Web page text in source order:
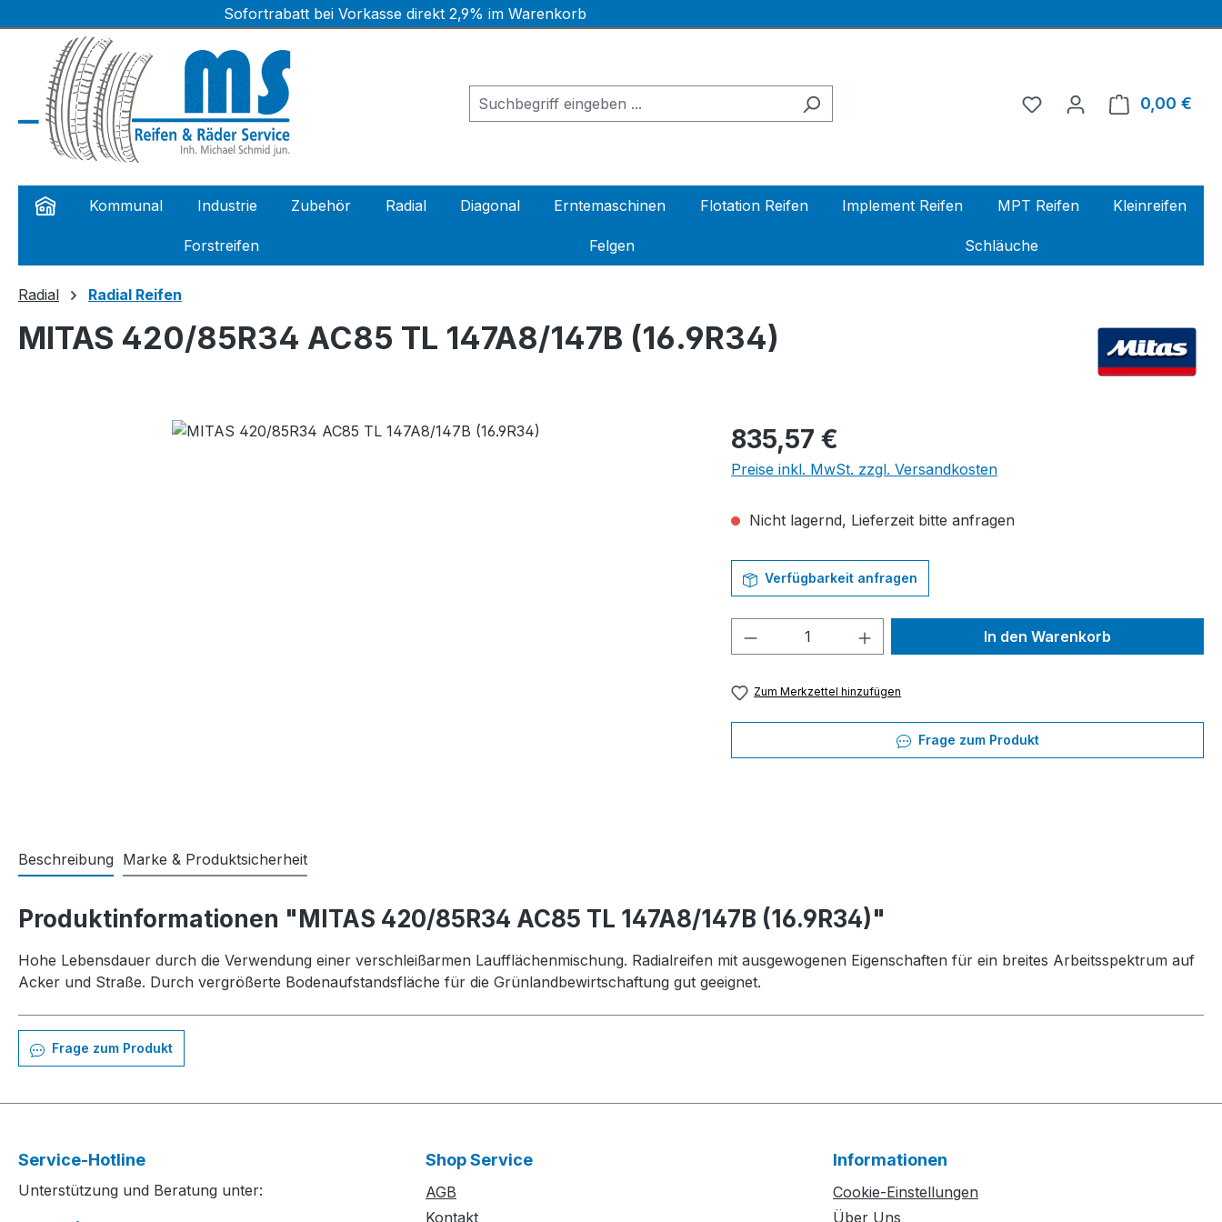
Zur Hauptnavigation springenSofortrabatt bei Vorkasse direkt 2,9% im Warenkorb
0,00 €
Kommunal Industrie Zubehör Radial Diagonal Erntemaschinen Flotation Reifen Implement Reifen MPT Reifen Kleinreifen
Forstreifen Felgen Schläuche
Radial Radial Reifen
MITAS 420/85R34 AC85 TL 147A8/147B (16.9R34)
Bildergalerie überspringen Regulärer Preis:
835,57 €
Preise inkl. MwSt. zzgl. Versandkosten
Nicht lagernd, Lieferzeit bitte anfragen
Verfügbarkeit anfragen
Produkt Anzahl: Gib den gewünschten Wert
In den Warenkorb
Zum Merkzettel hinzufügen
Frage zum Produkt
Beschreibung Marke & Produktsicherheit
Produktinformationen "MITAS 420/85R34 AC85 TL 147A8/147B (16.9R34)"
Hohe Lebensdauer durch die Verwendung einer verschleißarmen Laufflächenmischung. Radialreifen mit ausgewogenen Eigenschaften für ein breites Arbeitsspektrum auf
Acker und Straße. Durch vergrößerte Bodenaufstandsfläche für die Grünlandbewirtschaftung gut geeignet.
Frage zum Produkt
Service-Hotline
Unterstützung und Beratung unter:
Shop Service
AGB
Kontakt
Informationen
Cookie-Einstellungen
Über Uns